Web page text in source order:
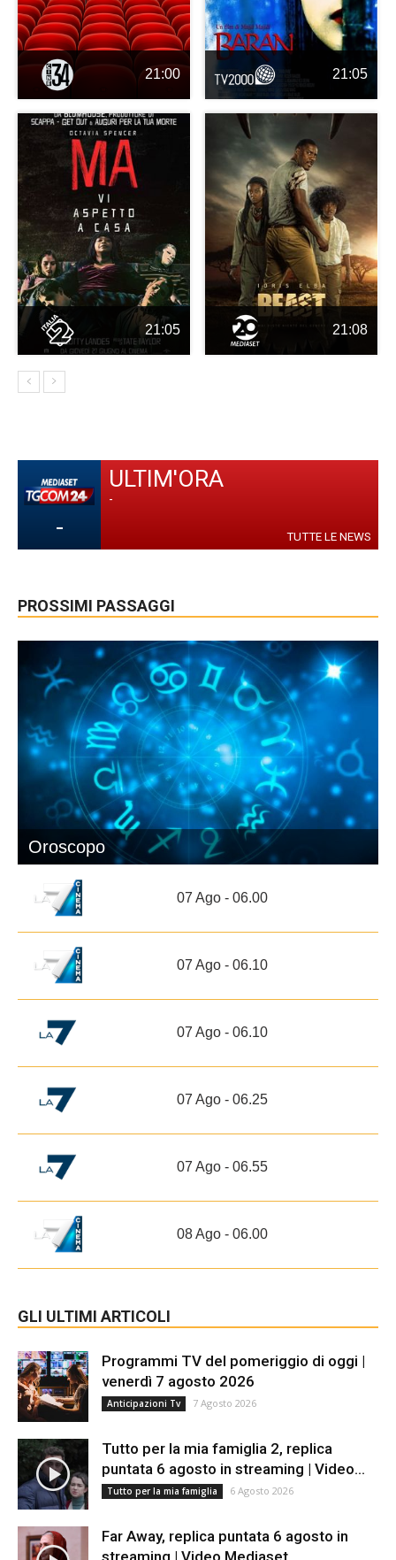
21:00 21:05
21:05 21:08
-
ULTIM'ORA
-
TUTTE LE NEWS
PROSSIMI PASSAGGI
Oroscopo
07 Ago - 06.00
07 Ago - 06.10
07 Ago - 06.10
07 Ago - 06.25
07 Ago - 06.55
08 Ago - 06.00
GLI ULTIMI ARTICOLI
Programmi TV del pomeriggio di oggi |
venerdì 7 agosto 2026
Anticipazioni Tv 7 Agosto 2026
Tutto per la mia famiglia 2, replica
puntata 6 agosto in streaming | Video...
Tutto per la mia famiglia 6 Agosto 2026
Far Away, replica puntata 6 agosto in